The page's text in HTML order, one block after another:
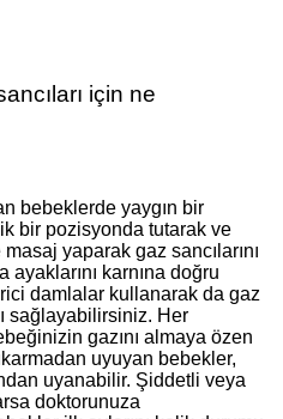
için ne
bebeklerde yaygın bir
bir pozisyonda tutarak ve
yaparak gaz sancılarını
ayaklarını karnına doğru
damlalar kullanarak da gaz
sağlayabilirsiniz. Her
gazını almaya özen
uyuyan bebekler,
uyanabilir. Şiddetli veya
doktorunuza